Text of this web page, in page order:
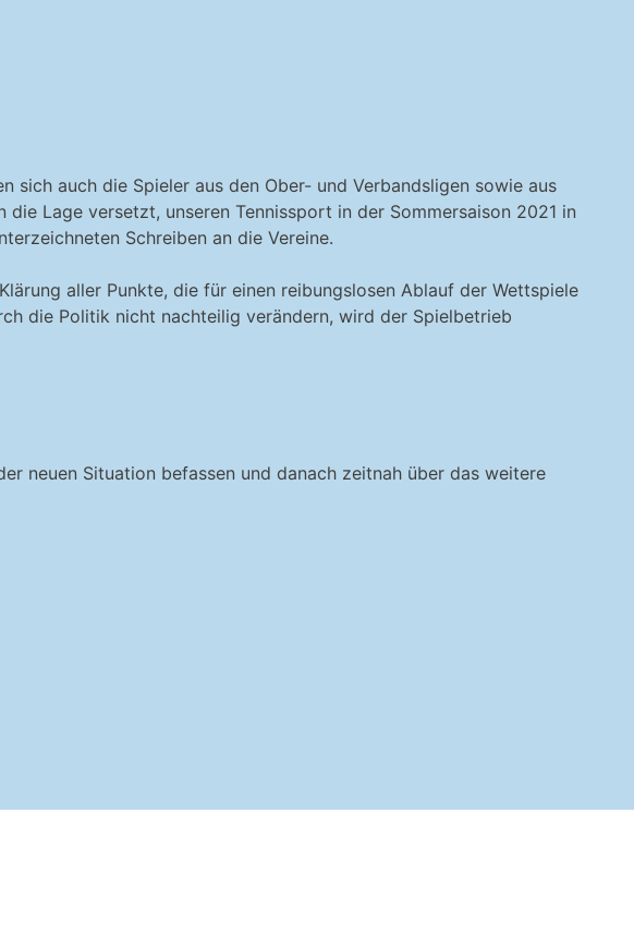
sich auch die Spieler aus den Ober- und Verbandsligen sowie aus
Lage versetzt, unseren Tennissport in der Sommersaison 2021 in
Schreiben an die Vereine.
aller Punkte, die für einen reibungslosen Ablauf der Wettspiele
die Politik nicht nachteilig verändern, wird der Spielbetrieb
neuen Situation befassen und danach zeitnah über das weitere